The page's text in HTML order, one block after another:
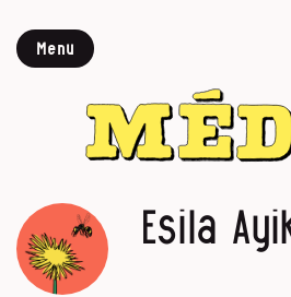
Menu
Esila